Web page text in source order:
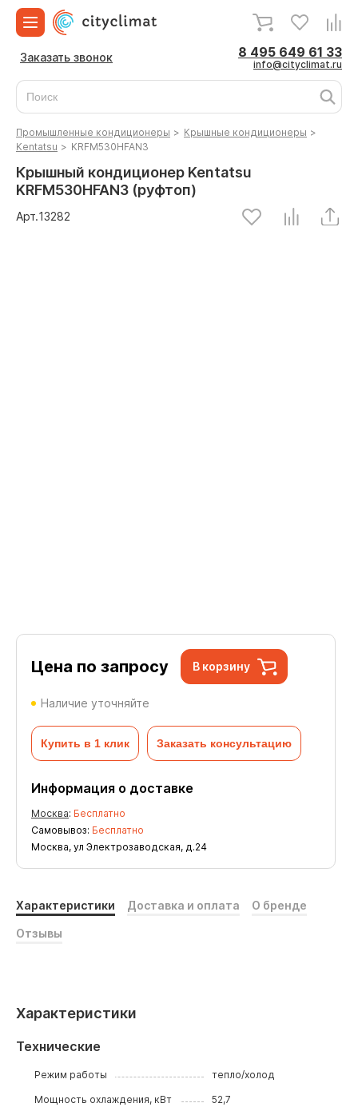
Заказать звонок 8 495 649 61 33
info@cityclimat.ru
Промышленные кондиционеры > Крышные кондиционеры >
Kentatsu > KRFM530HFAN3
Крышный кондиционер Kentatsu
KRFM530HFAN3 (руфтоп)
Арт.13282
Цена по запросу В корзину
Наличие уточняйте
Купить в 1 клик Заказать консультацию
Информация о доставке
Москва: Бесплатно
Самовывоз: Бесплатно
Москва, ул Электрозаводская, д.24
Характеристики Доставка и оплата О бренде
Отзывы
Характеристики
Технические
Режим работы тепло/холод
Мощность охлаждения, кВт 52,7